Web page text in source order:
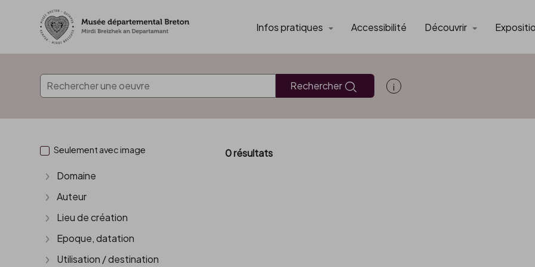
Accèder directement au contenu Infos pratiques Accessibilité Découvrir
Rechercher Afficher les informations d'aide
Seulement avec image
Afficher plus
Domaine
Afficher plus
Auteur
Afficher plus
Lieu de création
Afficher plus
Epoque, datation
Utilisation / destination
0 résultats